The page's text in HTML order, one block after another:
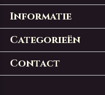
Informatie
Categorieën
Contact